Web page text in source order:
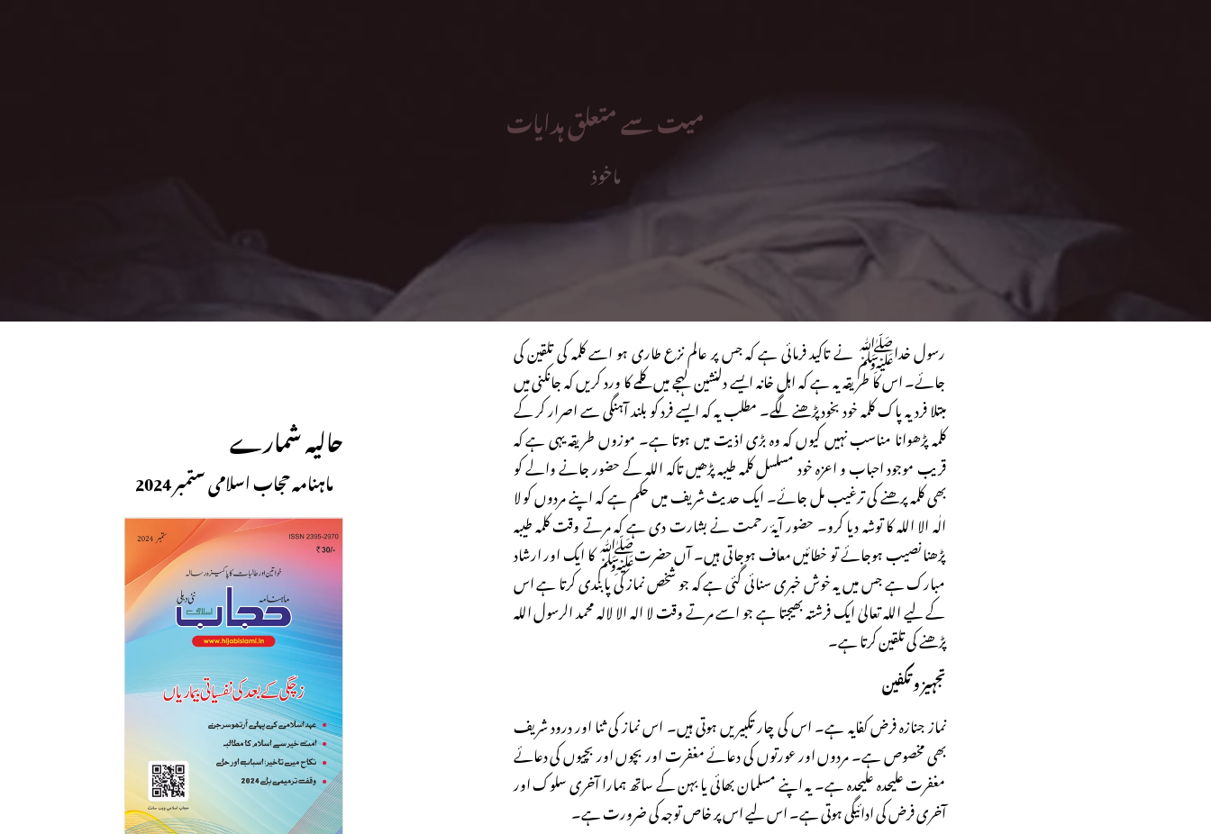
میت سے متعلق ہدایات
ماخوذ
رسول خداﷺ نے تاکید فرمائی ہے کہ جس پر عالم نزع طاری ہو اسے کلمہ کی تلقین کی
جائے۔ اس کا طریقہ یہ ہے کہ اہل خانہ ایسے دلنشین لہجے میں کلمے کا ورد کریں کہ جانکنی میں
مبتلا فرد یہ پاک کلمہ خود بخود پڑھنے لگے۔ مطلب یہ کہ ایسے فرد کو بلند آہنگی سے اصرار کر کے
کلمہ پڑھوانا مناسب نہیں کیوں کہ وہ بڑی اذیت میں ہوتا ہے۔ موزوں طریقہ یہی ہے کہ
قریب موجود احباب و اعزہ خود مسلسل کلمہ طیبہ پڑھیں تاکہ اللہ کے حضور جانے والے کو
بھی کلمہ پرھنے کی ترغیب مل جائے۔ ایک حدیث شریف میں حکم ہے کہ اپنے مردوں کو لا
الٰہ الا اللہ کا توشہ دیا کرو۔ حضور آیۂ رحمت نے بشارت دی ہے کہ مرتے وقت کلمہ طیبہ
پڑھنا نصیب ہوجائے تو خطائیں معاف ہوجاتی ہیں۔ آں حضرتﷺ کا ایک اور ارشاد
مبارک ہے جس میں یہ خوش خبری سنائی گئی ہے کہ جو شخص نماز کی پابندی کرتا ہے اس
کے لیے اللہ تعالیٰ ایک فرشتہ بھیجتا ہے جو اسے مرتے وقت لا الہ الا لالہ محمد الرسول اللہ
پڑھنے کی تلقین کرتا ہے۔
تجہیز و تکفین
نماز جنازہ فرض کفایہ ہے۔ اس کی چار تکبیریں ہوتی ہیں۔ اس نماز کی ثنا اور درود شریف
بھی مخصوص ہے۔ مردوں اور عورتوں کی دعائے مغفرت اور بچوں اور بچیوں کی دعائے
مغفرت علیحدہ علیحدہ ہے۔ یہ اپنے مسلمان بھائی یا بہن کے ساتھ ہمارا آخری سلوک اور
آخری فرض کی ادائیگی ہوتی ہے۔ اس لیے اس پر خاص توجہ کی ضرورت ہے۔
حالیہ شمارے
ماہنامہ حجاب اسلامی ستمبر 2024